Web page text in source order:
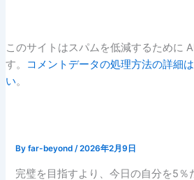
このサイトはスパムを低減するために
す。
コメントデータの処理方法の詳細
い。
Byfar-beyond/2026年2月9日
完璧を目指すより、今日の自分を5％